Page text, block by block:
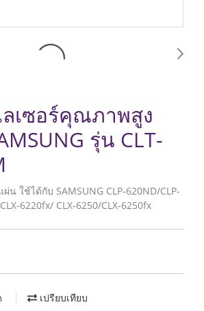
เซอร์คุณภาพสูง
รุ่น CLT-
น ใช้ได้กับ SAMSUNG CLP-620ND/CLP-
6220fx/ CLX-6250/CLX-6250fx
เปรียบเทียบ